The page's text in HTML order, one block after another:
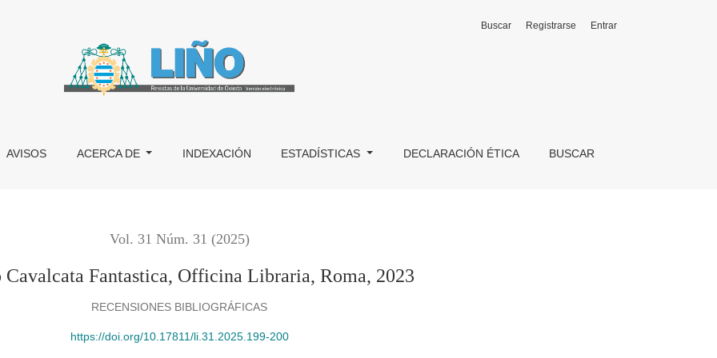
2023
AVISOS ACERCA DE INDEXACIÓN ESTADÍSTICAS DECLARACIÓN ÉTICA BUSCAR
Buscar Registrarse Entrar
Vol. 31 Núm. 31 (2025)
Cavalcata Fantastica, Officina Libraria, Roma, 2023
RECENSIONES BIBLIOGRÁFICAS
https://doi.org/10.17811/li.31.2025.199-200